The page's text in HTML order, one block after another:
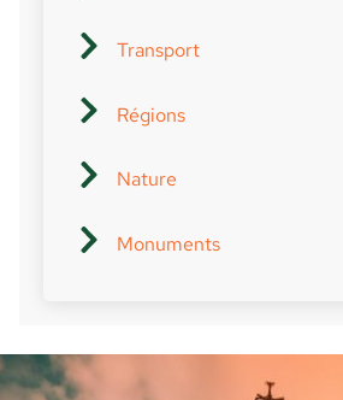
Transport
Régions
Nature
Monuments